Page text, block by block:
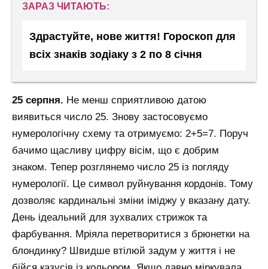
ЗАРАЗ ЧИТАЮТЬ:
Здрастуйте, нове життя! Гороскоп для
всіх знаків зодіаку з 2 по 8 січня
25 серпня. Не менш сприятливою датою
виявиться число 25. Знову застосовуємо
нумерологічну схему та отримуємо: 2+5=7. Поруч
бачимо щасливу цифру вісім, що є добрим
знаком. Тепер розглянемо число 25 із погляду
нумерології. Це символ руйнування кордонів. Тому
дозволяє кардинальні зміни іміджу у вказану дату.
День ідеальний для зухвалих стрижок та
фарбування. Мріяла перетворитися з брюнетки на
блондинку? Швидше втілюй задум у життя і не